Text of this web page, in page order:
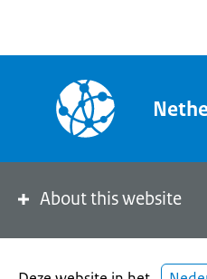
About this website